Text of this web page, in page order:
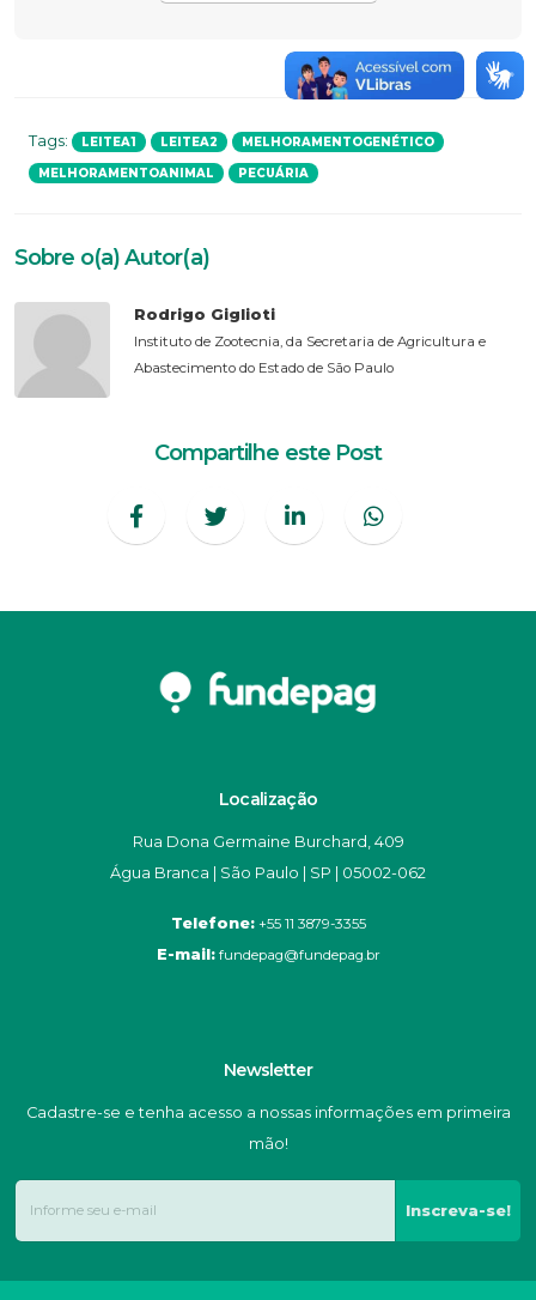
Tags: LEITEA1 LEITEA2 MELHORAMENTOGENÉTICO
MELHORAMENTOANIMAL PECUÁRIA
Sobre o(a) Autor(a)
Rodrigo Giglioti
Instituto de Zootecnia, da Secretaria de Agricultura e
Abastecimento do Estado de São Paulo
Compartilhe este Post
Localização
Rua Dona Germaine Burchard, 409
Água Branca | São Paulo | SP | 05002-062
Telefone:+55 11 3879-3355
E-mail:fundepag@fundepag.br
Newsletter
Cadastre-se e tenha acesso a nossas informações em primeira
mão!
Inscreva-se!